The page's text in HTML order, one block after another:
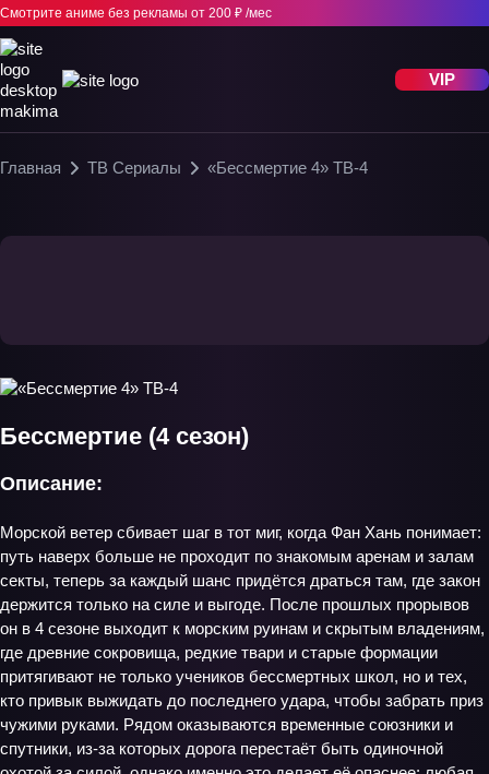
Смотрите аниме без рекламы от 200 ₽ /мес
VIP
Главная ТВ Сериалы «Бессмертие 4» ТВ-4
Бессмертие (4 сезон)
Описание:
Морской ветер сбивает шаг в тот миг, когда Фан Хань понимает:
путь наверх больше не проходит по знакомым аренам и залам
секты, теперь за каждый шанс придётся драться там, где закон
держится только на силе и выгоде. После прошлых прорывов
он в 4 сезоне выходит к морским руинам и скрытым владениям,
где древние сокровища, редкие твари и старые формации
притягивают не только учеников бессмертных школ, но и тех,
кто привык выжидать до последнего удара, чтобы забрать приз
чужими руками. Рядом оказываются временные союзники и
спутники, из-за которых дорога перестаёт быть одиночной